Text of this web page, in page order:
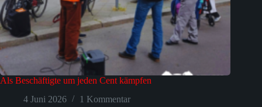
Als Beschäftigte um jeden Cent kämpfen
4 Juni 2026
1 Kommentar